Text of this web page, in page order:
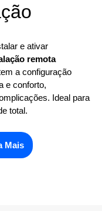
e ativar
remota
a configuração
e conforto,
Ideal para
total.
Mais